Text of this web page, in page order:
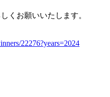
くお願いいたします。
22276?years=2024